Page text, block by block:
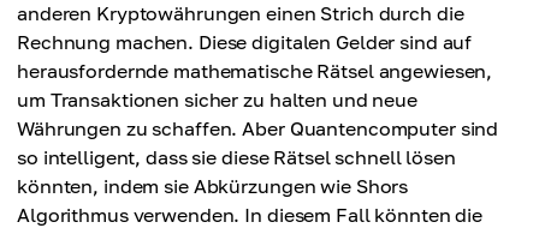
anderen Kryptowährungen einen Strich durch die
Rechnung machen. Diese digitalen Gelder sind auf
herausfordernde mathematische Rätsel angewiesen,
um Transaktionen sicher zu halten und neue
Währungen zu schaffen. Aber Quantencomputer sind
so intelligent, dass sie diese Rätsel schnell lösen
könnten, indem sie Abkürzungen wie Shors
Algorithmus verwenden. In diesem Fall könnten die